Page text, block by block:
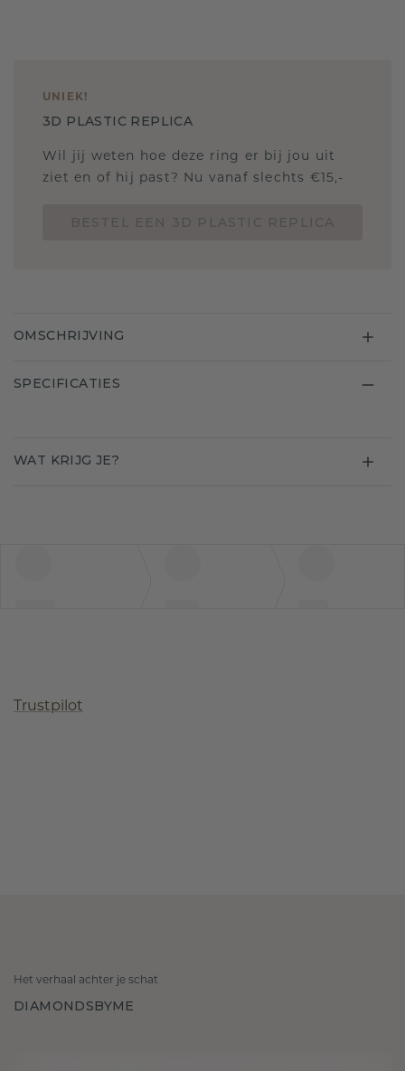
UNIEK!
3D PLASTIC REPLICA
Wil jij weten hoe deze ring er bij jou uit
ziet en of hij past? Nu vanaf slechts €15,-
OMSCHRIJVING
SPECIFICATIES
WAT KRIJG JE?
Trustpilot
Het verhaal achter je schat
DIAMONDSBYME